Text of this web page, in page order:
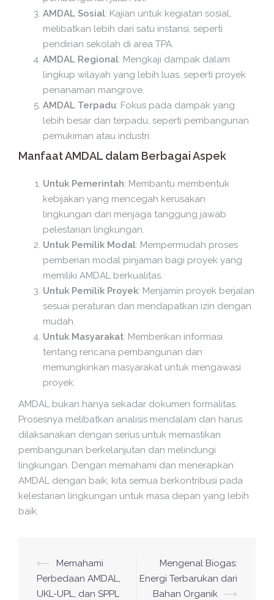
AMDAL Sosial: Kajian untuk kegiatan sosial,
melibatkan lebih dari satu instansi, seperti
pendirian sekolah di area TPA.
AMDAL Regional: Mengkaji dampak dalam
lingkup wilayah yang lebih luas, seperti proyek
penanaman mangrove.
AMDAL Terpadu: Fokus pada dampak yang
lebih besar dan terpadu, seperti pembangunan
pemukiman atau industri.
Manfaat AMDAL dalam Berbagai Aspek
Untuk Pemerintah: Membantu membentuk
kebijakan yang mencegah kerusakan
lingkungan dan menjaga tanggung jawab
pelestarian lingkungan.
Untuk Pemilik Modal: Mempermudah proses
pemberian modal pinjaman bagi proyek yang
memiliki AMDAL berkualitas.
Untuk Pemilik Proyek: Menjamin proyek berjalan
sesuai peraturan dan mendapatkan izin dengan
mudah.
Untuk Masyarakat: Memberikan informasi
tentang rencana pembangunan dan
memungkinkan masyarakat untuk mengawasi
proyek.
AMDAL bukan hanya sekadar dokumen formalitas.
Prosesnya melibatkan analisis mendalam dan harus
dilaksanakan dengan serius untuk memastikan
pembangunan berkelanjutan dan melindungi
lingkungan. Dengan memahami dan menerapkan
AMDAL dengan baik, kita semua berkontribusi pada
kelestarian lingkungan untuk masa depan yang lebih
baik.
Post
navigation
⟵
Memahami
Perbedaan AMDAL,
UKL-UPL, dan SPPL
Mengenal Biogas:
Energi Terbarukan dari
Bahan Organik
⟶